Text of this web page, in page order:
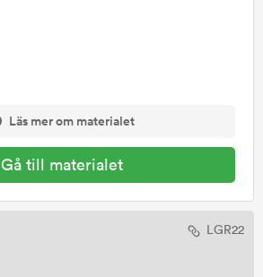
Läs mer om materialet
Gå till materialet
LGR22